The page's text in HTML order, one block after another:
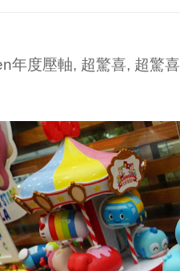
年度壓軸, 超驚喜, 超驚喜